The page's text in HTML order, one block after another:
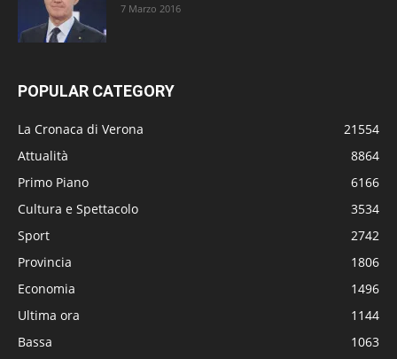
7 Marzo 2016
POPULAR CATEGORY
La Cronaca di Verona
21554
Attualità
8864
Primo Piano
6166
Cultura e Spettacolo
3534
Sport
2742
Provincia
1806
Economia
1496
Ultima ora
1144
Bassa
1063